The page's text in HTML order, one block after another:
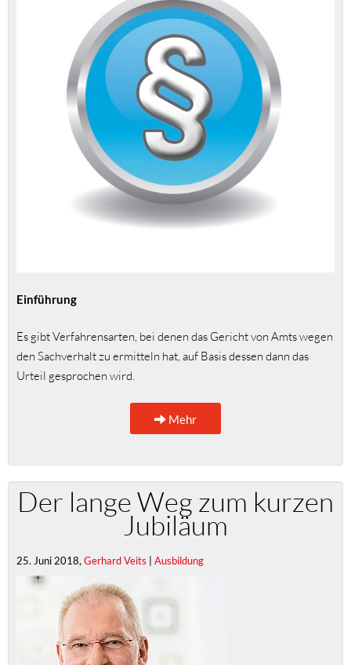
Einführung
Es gibt Verfahrensarten, bei denen das Gericht von Amts wegen
den Sachverhalt zu ermitteln hat, auf Basis dessen dann das
Urteil gesprochen wird.
Mehr
Der lange Weg zum kurzen
Jubiläum
25. Juni 2018, Gerhard Veits | Ausbildung